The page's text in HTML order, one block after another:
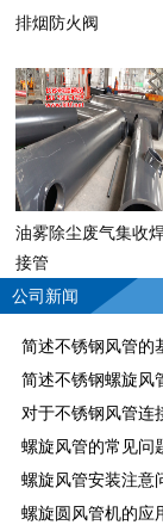
排烟防火阀
油雾除尘废气集收
接管
公司新闻
简述不锈钢风管的
简述不锈钢螺旋风
对于不锈钢风管连
螺旋风管的常见问
螺旋风管安装注意
螺旋圆风管机的应